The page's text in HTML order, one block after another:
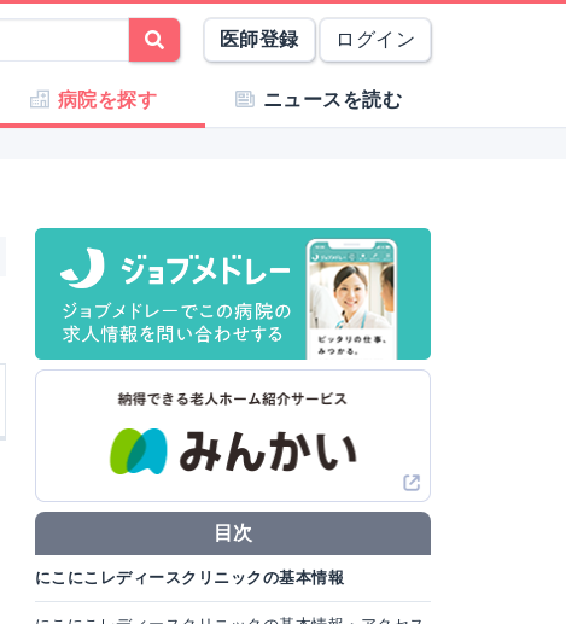
医師登録 ログイン
病院を探す ニュースを読む
目次
にこにこレディースクリニックの基本情報